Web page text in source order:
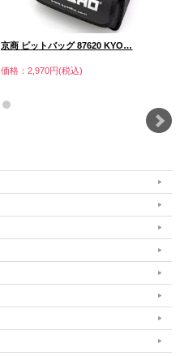
京商 ピットバッグ 87620 KYO…
価格：2,970円(税込)